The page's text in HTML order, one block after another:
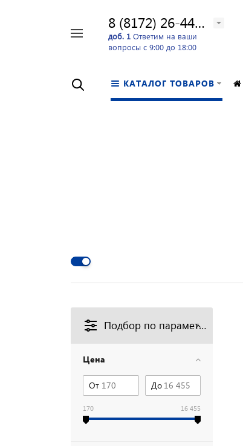
8 (8172) 26-44-24
доб. 1 Ответим на ваши
вопросы с 9:00 до 18:00
КАТАЛОГ ТОВАРОВ
Подбор по параметрам
Цена
От До
170 16 455